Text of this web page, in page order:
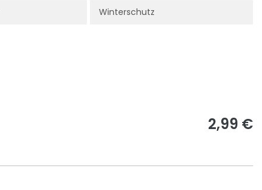
Winterschutz
2,99 €